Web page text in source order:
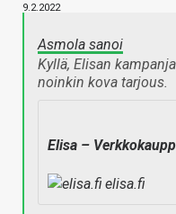
9.2.2022
Asmola sanoi
Kyllä, Elisan
noinkin kova tarjous.
Elisa –
elisa.fi